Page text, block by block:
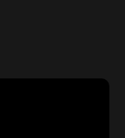
сложностей,
стремятся